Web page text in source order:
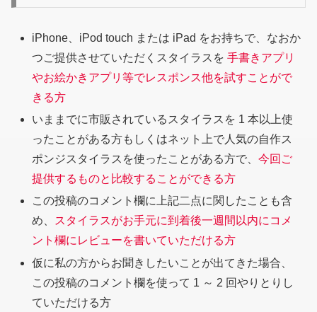
iPhone、iPod touch または iPad をお持ちで、なおか
つご提供させていただくスタイラスを手書きアプリ
やお絵かきアプリ等でレスポンス他を試すことがで
きる方
いままでに市販されているスタイラスを 1 本以上使
ったことがある方もしくはネット上で人気の自作ス
ポンジスタイラスを使ったことがある方で、今回ご
提供するものと比較することができる方
この投稿のコメント欄に上記二点に関したことも含
め、 スタイラスがお手元に到着後一週間以内にコメ
ント欄にレビューを書いていただける方
仮に私の方からお聞きしたいことが出てきた場合、
この投稿のコメント欄を使って 1 ～ 2 回やりとりし
ていただける方